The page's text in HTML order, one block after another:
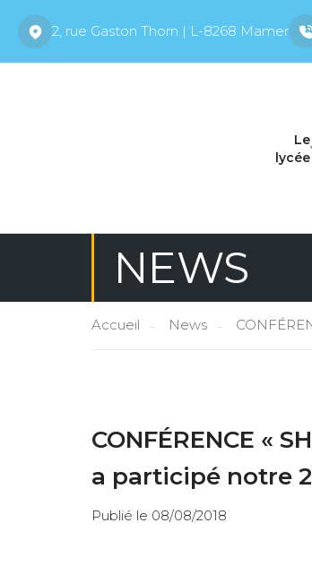
2, rue Gaston Thorn | L-8268 Mamer
Le
lycée
NEWS
Accueil News
CONFÉRENCE «
a participé notre
Publié le 08/08/2018